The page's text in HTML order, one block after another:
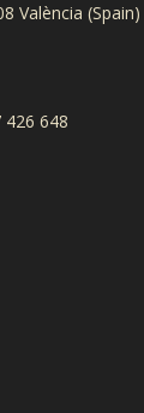
València (Spain)
426 648